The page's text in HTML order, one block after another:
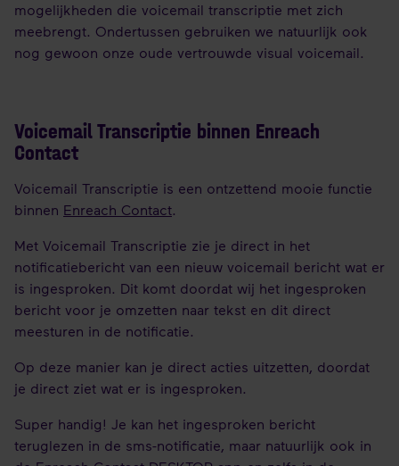
mogelijkheden die voicemail transcriptie met zich
meebrengt. Ondertussen gebruiken we natuurlijk ook
nog gewoon onze oude vertrouwde visual voicemail.
Voicemail Transcriptie binnen Enreach
Contact
Voicemail Transcriptie is een ontzettend mooie functie
binnen Enreach Contact.
Met Voicemail Transcriptie zie je direct in het
notificatiebericht van een nieuw voicemail bericht wat er
is ingesproken. Dit komt doordat wij het ingesproken
bericht voor je omzetten naar tekst en dit direct
meesturen in de notificatie.
Op deze manier kan je direct acties uitzetten, doordat
je direct ziet wat er is ingesproken.
Super handig! Je kan het ingesproken bericht
teruglezen in de sms-notificatie, maar natuurlijk ook in